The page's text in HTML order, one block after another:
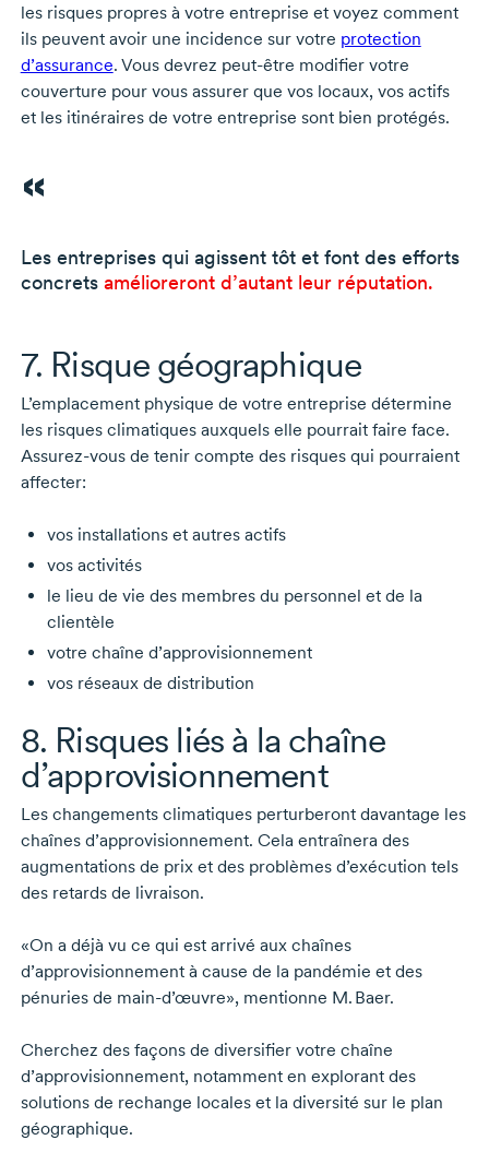
les risques propres à votre entreprise et voyez comment
ils peuvent avoir une incidence sur votre protection
d’assurance. Vous devrez peut-être modifier votre
couverture pour vous assurer que vos locaux, vos actifs
et les itinéraires de votre entreprise sont bien protégés.
Les entreprises qui agissent tôt et font des efforts
concrets amélioreront d’autant leur réputation.
7. Risque géographique
L’emplacement physique de votre entreprise détermine
les risques climatiques auxquels elle pourrait faire face.
Assurez-vousde tenir compte des risques qui pourraient
affecter:
vos installations et autres actifs
vos activités
le lieu de vie des membres du personnel et de la
clientèle
votre chaîne d’approvisionnement
vos réseaux de distribution
8. Risques liés à la chaîne
d’approvisionnement
Les changements climatiques perturberont davantage les
chaînes d’approvisionnement. Cela entraînera des
augmentations de prix et des problèmes d’exécution tels
des retards de livraison.
«On a déjà vu ce qui est arrivé aux chaînes
d’approvisionnement à cause de la pandémie et des
pénuries de main-d’œuvre», mentionne M. Baer.
Cherchez des façons de diversifier votre chaîne
d’approvisionnement, notamment en explorant des
solutions de rechange locales et la diversité sur le plan
géographique.